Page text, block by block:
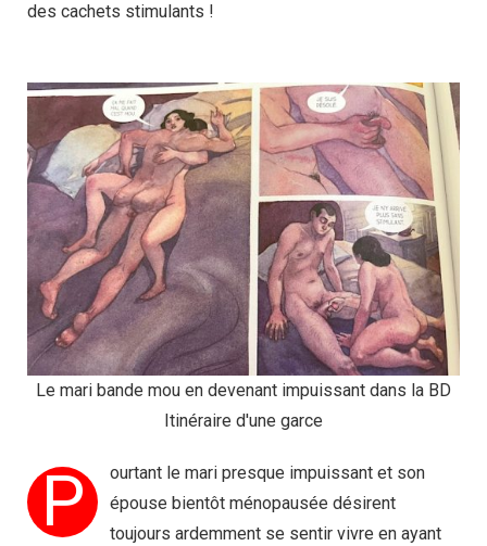
des cachets stimulants !
Le mari bande mou en devenant impuissant dans la BD
Itinéraire d'une garce
P
ourtant le mari presque impuissant et son
épouse bientôt ménopausée désirent
toujours ardemment se sentir vivre en ayant